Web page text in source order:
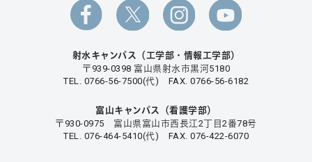
射水キャンパス（工学部・情報工学部）
〒939-0398 富山県射水市黒河5180
TEL. 0766-56-7500(代) FAX. 0766-56-6182
富山キャンパス（看護学部）
〒930-0975 富山県富山市西長江2丁目2番78号
TEL. 076-464-5410(代) FAX. 076-422-6070